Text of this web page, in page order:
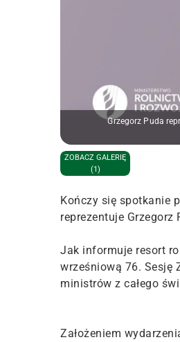
Grzegorz Puda
ZOBACZ GALERIĘ
(1)
Kończy się spotkanie
reprezentuje
Jak informuje resort
wrześniową 76. Sesję
ministrów z całego
Założeniem